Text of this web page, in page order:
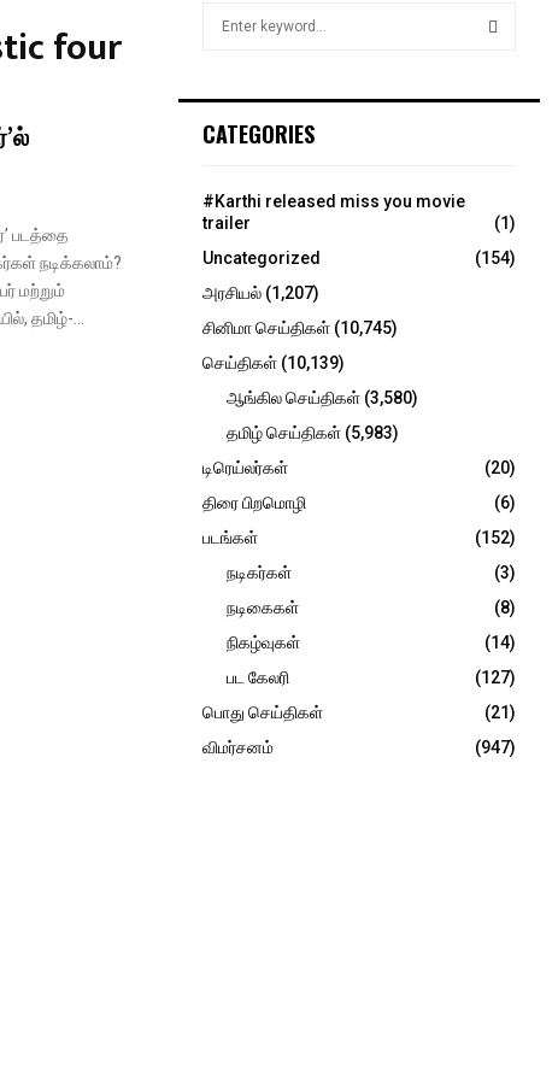
four
படத்தை
நடிக்கலாம்?
மற்றும்
தமிழ்-...
h
o
r
R
C
CATEGORIES
#Karthi released miss you movie
trailer
(1)
Uncategorized
(154)
அரசியல் (1,207)
சினிமா செய்திகள் (10,745)
செய்திகள் (10,139)
ஆங்கில செய்திகள் (3,580)
தமிழ் செய்திகள் (5,983)
டிரெய்லர்கள்
(20)
திரை பிறமொழி
(6)
படங்கள்
(152)
நடிகர்கள்
(3)
நடிகைகள்
(8)
நிகழ்வுகள்
(14)
பட கேலரி
(127)
பொது செய்திகள்
(21)
விமர்சனம்
(947)